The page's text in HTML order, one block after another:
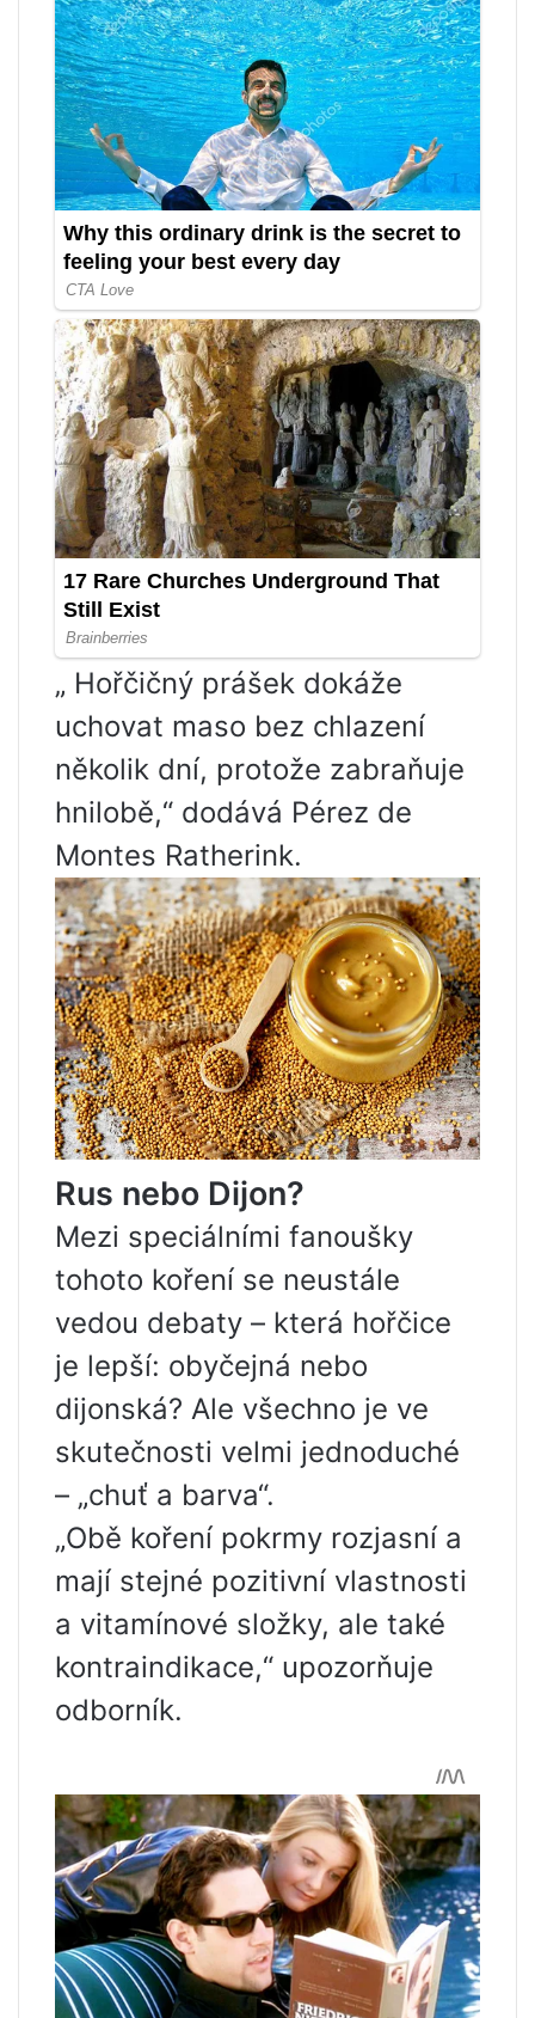
„ Hořčičný prášek dokáže
uchovat maso bez chlazení
několik dní, protože zabraňuje
hnilobě,“ dodává Pérez de
Montes Ratherink.
Rus nebo Dijon?
Mezi speciálními fanoušky
tohoto koření se neustále
vedou debaty – která hořčice
je lepší: obyčejná nebo
dijonská? Ale všechno je ve
skutečnosti velmi jednoduché
– „chuť a barva“.
„Obě koření pokrmy rozjasní a
mají stejné pozitivní vlastnosti
a vitamínové složky, ale také
kontraindikace,“ upozorňuje
odborník.